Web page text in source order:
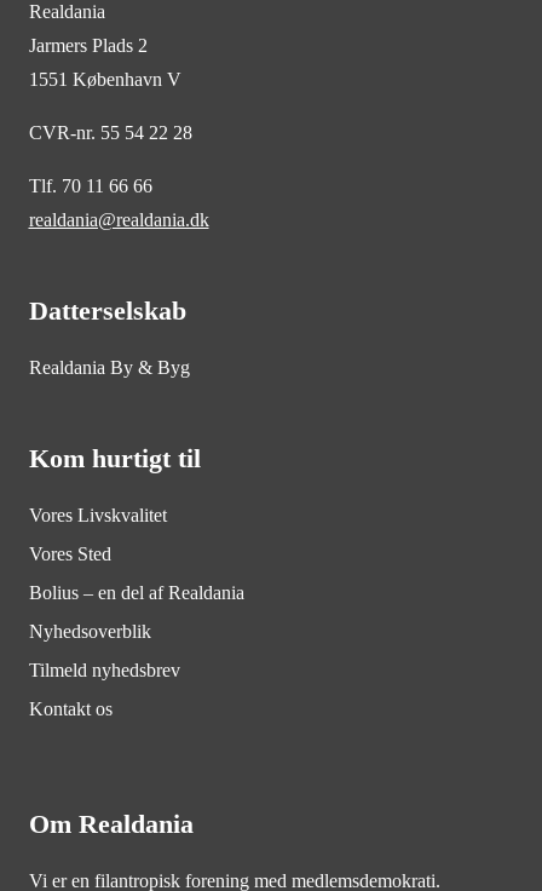
Realdania
Jarmers Plads 2
1551 København V
CVR-nr. 55 54 22 28
Tlf. 70 11 66 66
realdania@realdania.dk
Datterselskab
Realdania By & Byg
Kom hurtigt til
Vores Livskvalitet
Vores Sted
Bolius – en del af Realdania
Nyhedsoverblik
Tilmeld nyhedsbrev
Kontakt os
Om Realdania
Vi er en filantropisk forening med medlemsdemokrati.